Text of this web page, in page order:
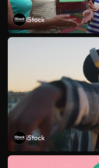
iStock
iStock